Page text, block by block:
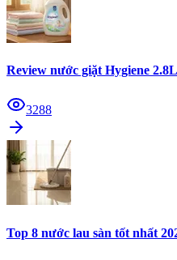
Review nước giặt Hygiene
3288
Top 8 nước lau sàn tốt nhất